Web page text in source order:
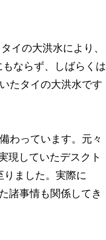
イの大洪水により、
ならず、しばらくは
たタイの大洪水です
わっています。元々
現していたデスクト
ました。実際に
諸事情も関係してき